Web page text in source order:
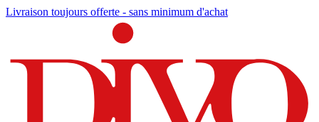
Livraison toujours offerte - sans minimum d'achat